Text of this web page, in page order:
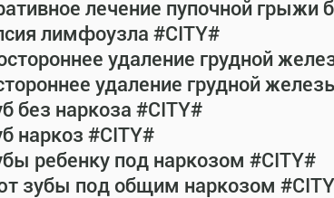
лечение пупочной
лимфоузла #CITY#
удаление грудной
удаление грудной
без наркоза #CITY#
наркоз #CITY#
ребенку под наркозом #CITY#
зубы под общим наркозом